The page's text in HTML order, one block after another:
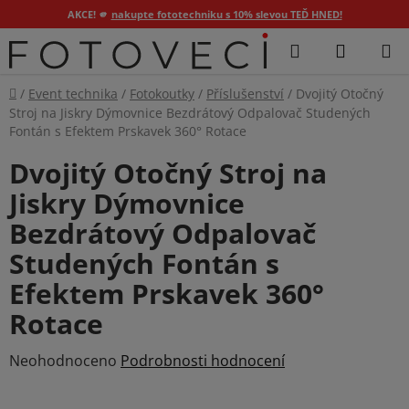
AKCE! 🫵 nakupte fototechniku s 10% slevou TEĎ HNED!
Přejít
na
Hledat
Domů
/ Event technika / Fotokoutky / Příslušenství / Dvojitý Otočný
Stroj na Jiskry Dýmovnice Bezdrátový Odpalovač Studených
Fontán s Efektem Prskavek 360° Rotace
Dvojitý Otočný Stroj na
Jiskry Dýmovnice
Bezdrátový Odpalovač
Studených Fontán s
Efektem Prskavek 360°
Rotace
Průměrné
Neohodnoceno Podrobnosti hodnocení